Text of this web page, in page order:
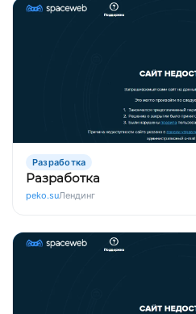
Разработка
Разработка
peko.suЛендинг